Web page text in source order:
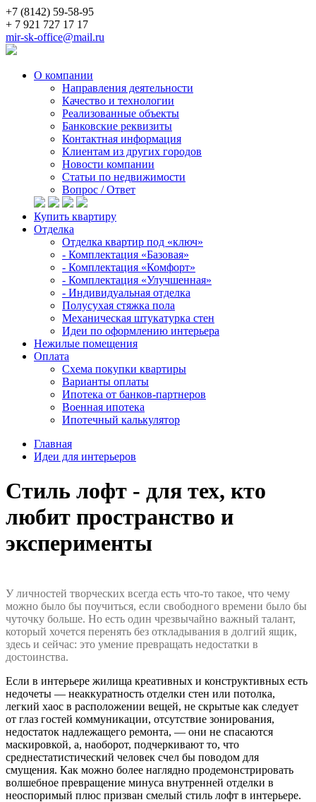
+7 (8142) 59-58-95
+ 7 921 727 17 17
mir-sk-office@mail.ru
О компании
Направления деятельности
Качество и технологии
Реализованные объекты
Банковские реквизиты
Контактная информация
Клиентам из других городов
Новости компании
Статьи по недвижимости
Вопрос / Ответ
Купить квартиру
Отделка
Отделка квартир под «ключ»
- Комплектация «Базовая»
- Комплектация «Комфорт»
- Комплектация «Улучшенная»
- Индивидуальная отделка
Полусухая стяжка пола
Механическая штукатурка стен
Идеи по оформлению интерьера
Нежилые помещения
Оплата
Схема покупки квартиры
Варианты оплаты
Ипотека от банков-партнеров
Военная ипотека
Ипотечный калькулятор
Главная
Идеи для интерьеров
Стиль лофт - для тех, кто
любит пространство и
эксперименты
У личностей творческих всегда есть что-то такое, что чему
можно было бы поучиться, если свободного времени было бы
чуточку больше. Но есть один чрезвычайно важный талант,
который хочется перенять без откладывания в долгий ящик,
здесь и сейчас: это умение превращать недостатки в
достоинства.
Если в интерьере жилища креативных и конструктивных есть
недочеты — неаккуратность отделки стен или потолка,
легкий хаос в расположении вещей, не скрытые как следует
от глаз гостей коммуникации, отсутствие зонирования,
недостаток надлежащего ремонта, — они не спасаются
маскировкой, а, наоборот, подчеркивают то, что
среднестатистический человек счел бы поводом для
смущения. Как можно более наглядно продемонстрировать
волшебное превращение минуса внутренней отделки в
неоспоримый плюс призван смелый стиль лофт в интерьере.